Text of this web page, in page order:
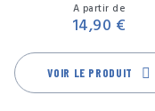
A partir de
14,90 €
VOIR LE PRODUIT